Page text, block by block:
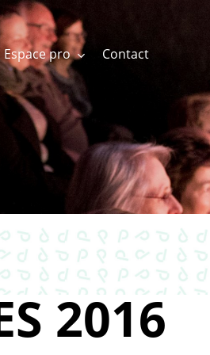
Espace pro Contact
2016